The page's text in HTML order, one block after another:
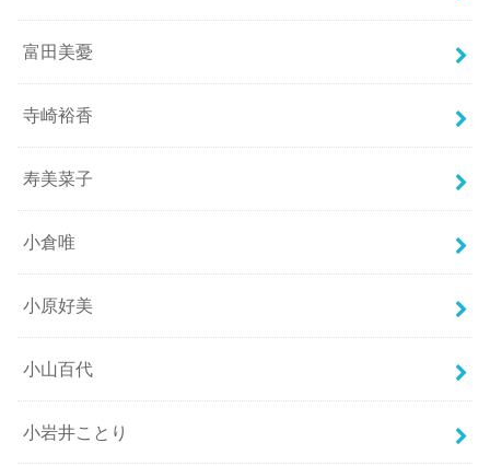
富田美憂
寺崎裕香
寿美菜子
小倉唯
小原好美
小山百代
小岩井ことり